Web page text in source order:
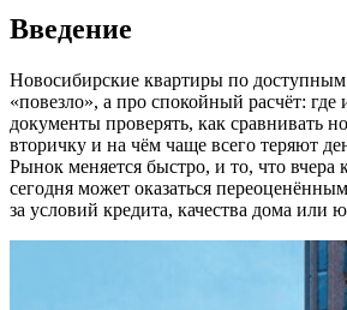
Введение
Новосибирские квартиры по
«повезло», а про спокойный расчёт: где
документы проверять, как сравнивать
вторичку и на чём чаще всего теряют
Рынок меняется быстро, и то, что вчера
сегодня может оказаться
за условий кредита, качества дома или